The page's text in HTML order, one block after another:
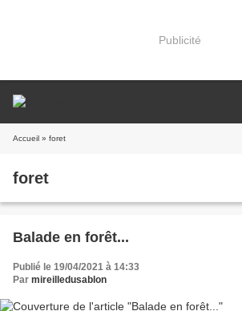
Publicité
Accueil » foret
foret
Balade en forêt...
Publié le 19/04/2021 à 14:33
Par mireilledusablon